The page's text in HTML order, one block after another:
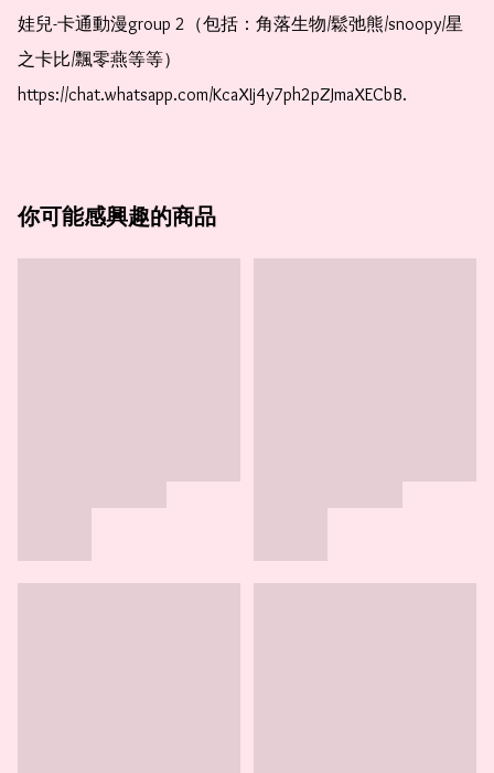
娃兒-卡通動漫group 2（包括：角落生物/鬆弛熊/snoopy/星
之卡比/飄零燕等等）
https://chat.whatsapp.com/KcaXIj4y7ph2pZJmaXECbB.
你可能感興趣的商品